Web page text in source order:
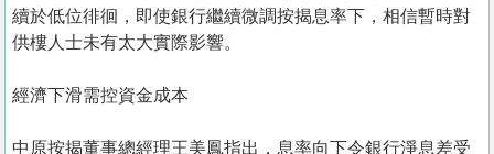
續於低位徘徊，即使銀行繼續微調按揭息率下，相信暫時對
供樓人士未有太大實際影響。
經濟下滑需控資金成本
中原按揭董事總經理王美鳳指出，息率向下令銀行淨息差受